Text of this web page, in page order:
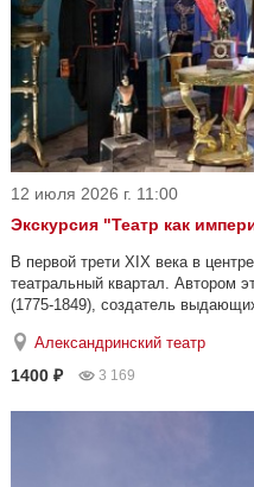
12 июля 2026 г. 11:00
Экскурсия "Театр как
В первой трети XIX века в
театральный квартал. Автором
(1775-1849), создатель
Александринский театр
1400 ₽ 3 169